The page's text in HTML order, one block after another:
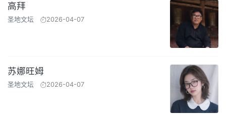
高拜
圣地文坛 2026-04-07
苏娜旺姆
圣地文坛 2026-04-07